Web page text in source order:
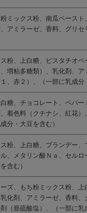
ミックス粉、南瓜ペースト
アミラーゼ、香料、グリ
粉、上白糖、ピスタチオ
増粘多糖類）、乳化剤、
、赤２）、（一部に乳成分
糖、チョコレート、ペパ
着色料（クチナシ、紅花
分・大豆を含む）
粉、上白糖、ブランデー
、メタリン酸Ｎａ、セル
含む）
ズ、もち粉ミックス粉、
化剤、アミラーゼ、香料
（亜硫酸塩）、（一部に乳